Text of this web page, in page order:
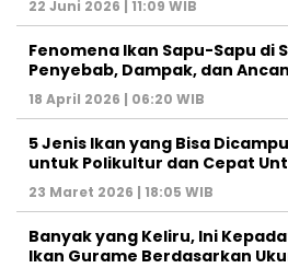
22 Juni 2026 | 11:09 WIB
Fenomena Ikan Sapu-Sapu di
Penyebab, Dampak, dan
18 April 2026 | 06:20 WIB
5 Jenis Ikan yang Bisa
untuk Polikultur dan Cepat
23 Maret 2026 | 18:05 WIB
Banyak yang Keliru, Ini
Ikan Gurame Berdasarkan